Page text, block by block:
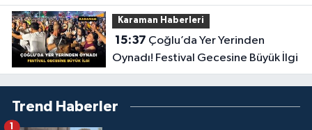
Buluştular
Karaman Haberleri
15:37
Oynadı! Festival Gecesine Büyük İlgi
Trend Haberler
1